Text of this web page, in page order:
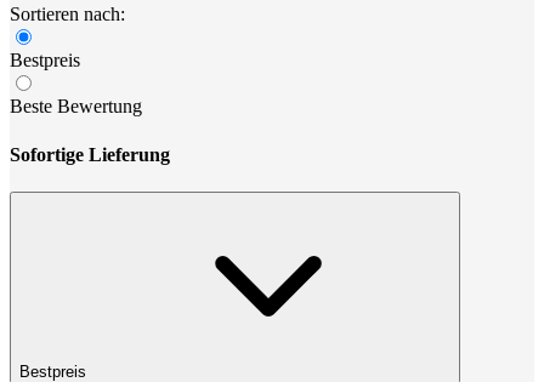
Sortieren nach:
Bestpreis
Beste Bewertung
Sofortige Lieferung
Bestpreis